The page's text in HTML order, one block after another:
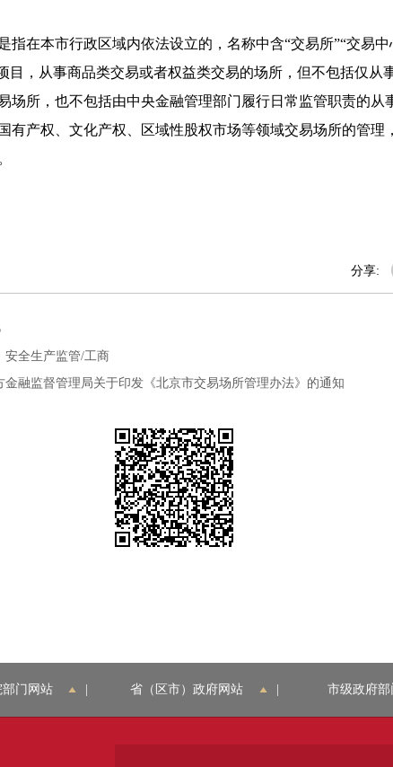
在本市行政区域内依法设立的，名称中含“交易所”“交易中
目，从事商品类交易或者权益类交易的场所，但不包括仅从
场所，也不包括由中央金融管理部门履行日常监管职责的从
有产权、文化产权、区域性股权市场等领域交易场所的管理
分享:
安全生产监管/工商
金融监督管理局关于印发《北京市交易场所管理办法》的通知
门网站 省（区市）政府网站 市级政府